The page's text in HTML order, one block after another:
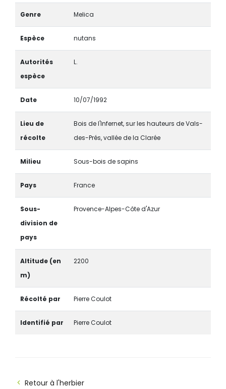
Genre Melica
Espèce nutans
Autorités
espèce
L.
Date 10/07/1992
Lieu de
récolte
Bois de l'Infernet, sur les hauteurs de Vals-
des-Prés, vallée de la Clarée
Milieu Sous-bois de sapins
Pays France
Sous-
division de
pays
Provence-Alpes-Côte d'Azur
Altitude (en
m)
2200
Récolté par Pierre Coulot
Identifié par Pierre Coulot
Retour à l'herbier